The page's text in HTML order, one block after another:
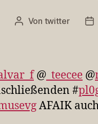
Beitragsautor
Von twitter
@ _teecee @
#
AFAIK